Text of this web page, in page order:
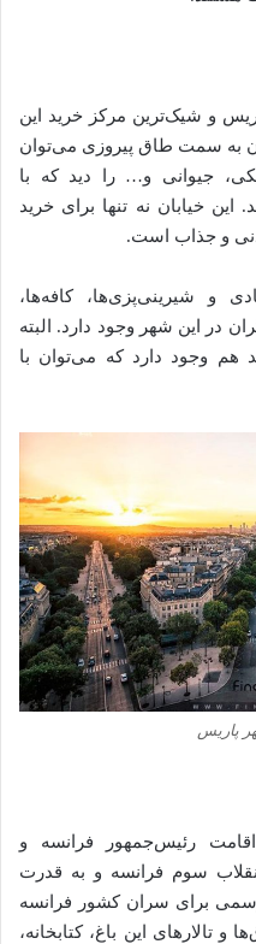
و شیک‌ترین مرکز خرید این
به سمت طاق پیروزی می‌توان
جیوانی و… را دید که با
خیابان نه تنها برای خرید
و جذاب است.
و شیرینی‌پزی‌ها، کافه‌ها،
در این شهر وجود دارد. البته
هم وجود دارد که می‌توان با
پاریس
رئیس‌جمهور فرانسه و
سوم فرانسه و به قدرت
برای سران کشور فرانسه
تالارهای این باغ، کتابخانه،